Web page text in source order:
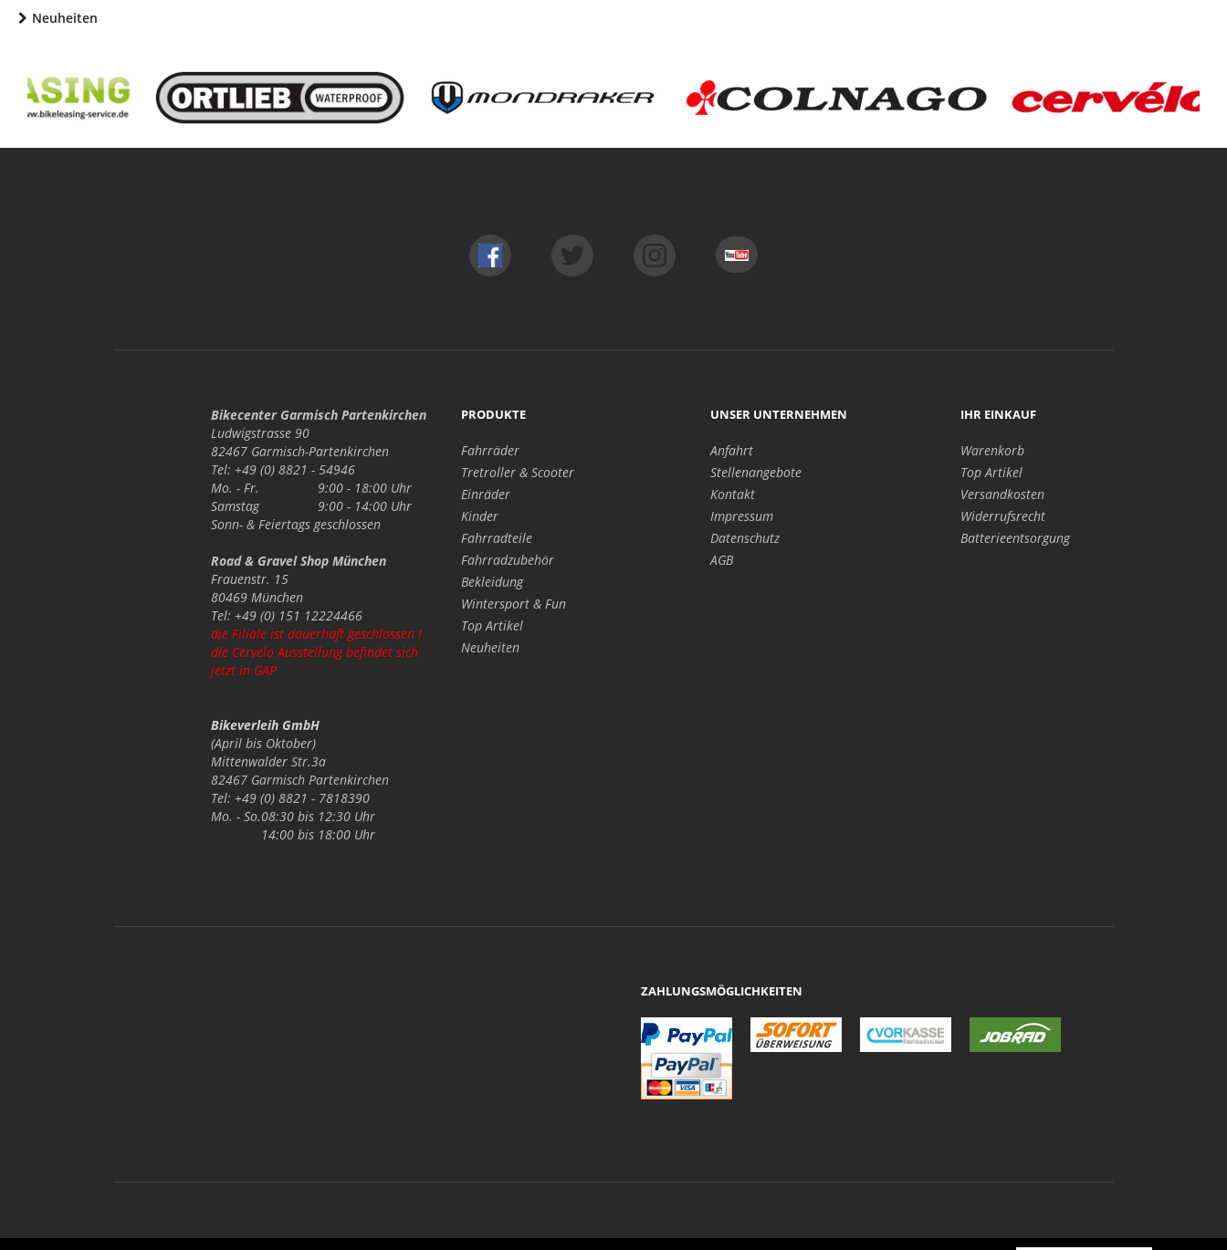
Neuheiten
Bikecenter Garmisch Partenkirchen
Ludwigstrasse 90
82467 Garmisch-Partenkirchen
Tel: +49 (0) 8821 - 54946
Mo. - Fr.
9:00 - 18:00 Uhr
Samstag
9:00 - 14:00 Uhr
Sonn- & Feiertagsgeschlossen
Road & Gravel Shop München
Frauenstr. 15
80469 München
Tel: +49 (0) 151 12224466
die Filiale ist dauerhaft geschlossen !
die Cervelo Ausstellung befindet sich
jetzt in GAP
Bikeverleih GmbH
(April bis Oktober)
Mittenwalder Str.3a
82467 Garmisch Partenkirchen
Tel: +49 (0) 8821 - 7818390
Mo. - So.08:30 bis 12:30 Uhr
14:00 bis 18:00 Uhr
PRODUKTE
Fahrräder
Tretroller & Scooter
Einräder
Kinder
Fahrradteile
Fahrradzubehör
Bekleidung
Wintersport & Fun
Top Artikel
Neuheiten
UNSER UNTERNEHMEN
Anfahrt
Stellenangebote
Kontakt
Impressum
Datenschutz
AGB
IHR EINKAUF
Warenkorb
Top Artikel
Versandkosten
Widerrufsrecht
Batterieentsorgung
ZAHLUNGSMÖGLICHKEITEN